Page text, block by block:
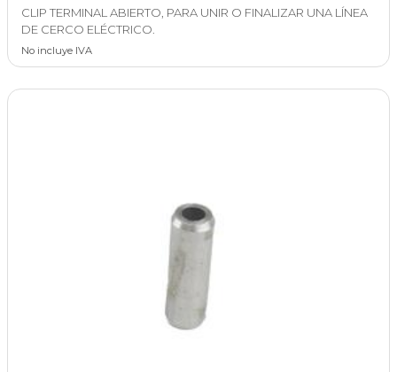
CLIP TERMINAL ABIERTO, PARA UNIR O FINALIZAR UNA LÍNEA
DE CERCO ELÉCTRICO.
No incluye IVA